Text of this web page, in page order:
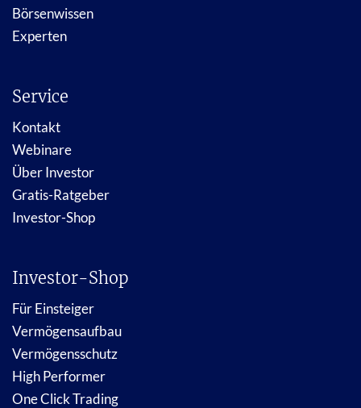
Börsenwissen
Experten
Service
Kontakt
Webinare
Über Investor
Gratis-Ratgeber
Investor-Shop
Investor-Shop
Für Einsteiger
Vermögensaufbau
Vermögensschutz
High Performer
One Click Trading